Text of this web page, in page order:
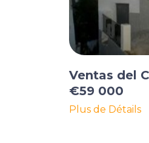
Ventas del
€59 000
Plus de Détails